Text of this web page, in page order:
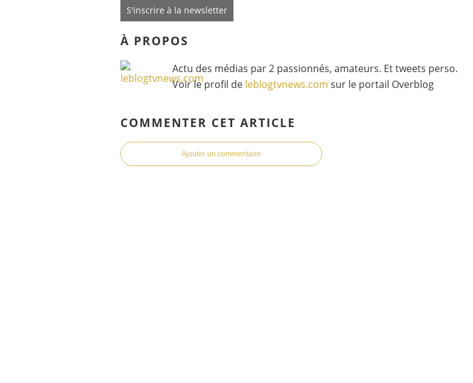
S'inscrire à la newsletter
À PROPOS
Actu des médias par 2 passionnés, amateurs. Et tweets perso.
Voir le profil de leblogtvnews.com sur le portail Overblog
COMMENTER CET ARTICLE
Ajouter un commentaire